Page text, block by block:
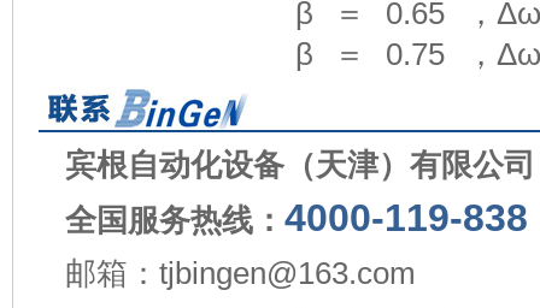
β ＝ 0.65 ，Δω ＝
β ＝ 0.75 ，Δω ＝
宾根自动化设备（天津）有限公司
全国服务热线： 4000-119-838
邮箱：tjbingen@163.com